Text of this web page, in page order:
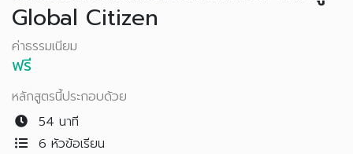
Global Citizen
ค่าธรรมเนียม
ฟรี
หลักสูตรนี้ประกอบด้วย
54 นาที
6 หัวข้อเรียน